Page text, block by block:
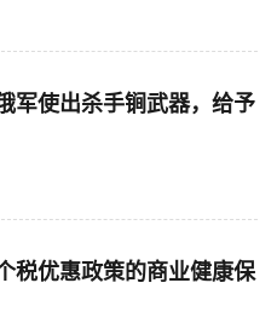
军使出杀手锏武器，给予
税优惠政策的商业健康保